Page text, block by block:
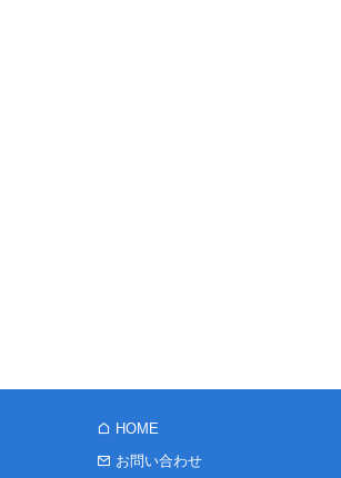
HOME
お問い合わせ